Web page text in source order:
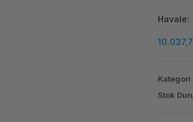
Havale
Kategori
Stok